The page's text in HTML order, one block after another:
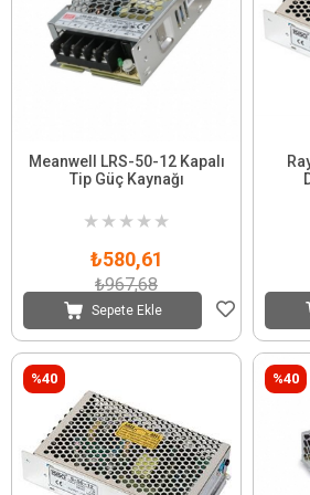
Meanwell LRS-50-12 Kapalı
Tip Güç Kaynağı
★ ★ ★ ★ ★
₺580,61
₺967,68
Sepete Ekle
%40 %40